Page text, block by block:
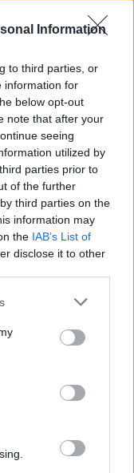
Information
to third parties, or
information for
below opt-out
note that after your
seeing
utilized by
parties prior to
of the further
third parties on the
information may
the IAB’s List of
disclose it to other
du
dviejų moterų ir
00:00:57
kils iki